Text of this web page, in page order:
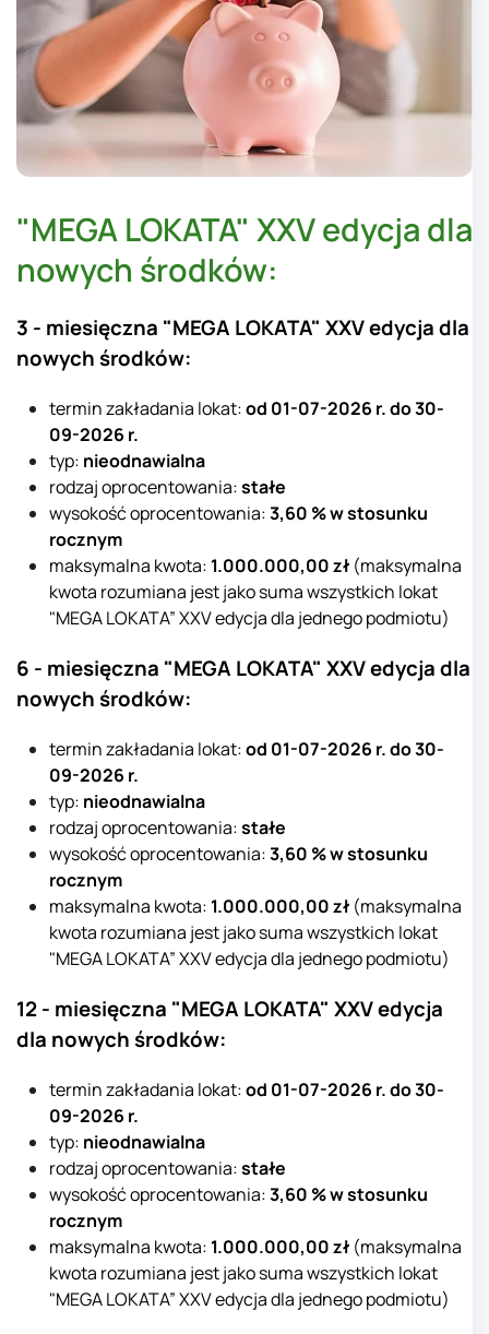
"MEGA LOKATA" XXV edycja dla
nowych środków:
3 - miesięczna "MEGA LOKATA" XXVedycja dla
nowych środków:
termin zakładania lokat:od 01-07-2026 r. do 30-
09-2026 r.
typ: nieodnawialna
rodzaj oprocentowania:stałe
wysokość oprocentowania:3,60 % w stosunku
rocznym
maksymalna kwota: 1.000.000,00 zł (maksymalna
kwota rozumiana jest jako suma wszystkich lokat
"MEGA LOKATA” XXV edycja dla jednego podmiotu)
6 - miesięczna "MEGA LOKATA" XXVedycja dla
nowych środków:
termin zakładania lokat:od 01-07-2026 r. do 30-
09-2026 r.
typ: nieodnawialna
rodzaj oprocentowania:stałe
wysokość oprocentowania:3,60 % w stosunku
rocznym
maksymalna kwota: 1.000.000,00 zł (maksymalna
kwota rozumiana jest jako suma wszystkich lokat
"MEGA LOKATA” XXV edycja dla jednego podmiotu)
12 - miesięczna "MEGA LOKATA" XXVedycja
dla nowych środków:
termin zakładania lokat:od 01-07-2026 r. do 30-
09-2026 r.
typ: nieodnawialna
rodzaj oprocentowania:stałe
wysokość oprocentowania:3,60 % w stosunku
rocznym
maksymalna kwota: 1.000.000,00 zł (maksymalna
kwota rozumiana jest jako suma wszystkich lokat
"MEGA LOKATA” XXV edycja dla jednego podmiotu)